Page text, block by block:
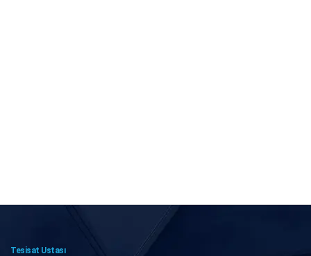
Tesisat Ustası